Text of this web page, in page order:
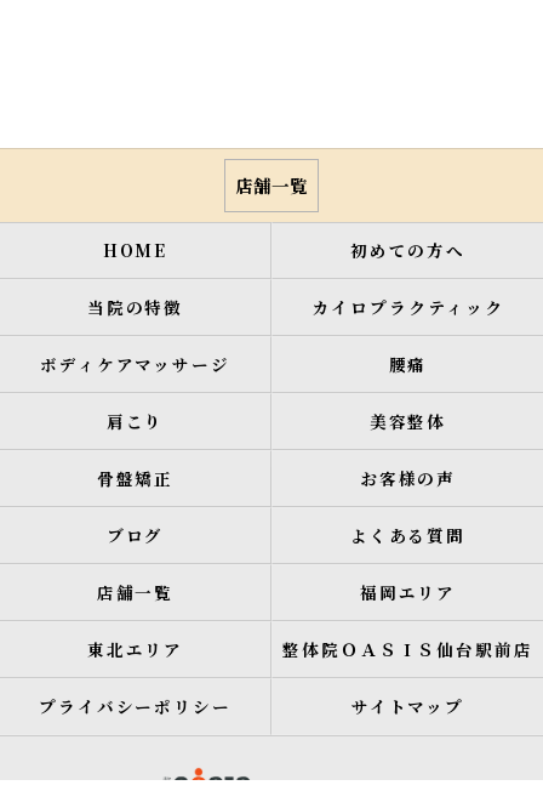
店舗一覧
HOME 初めての方へ
当院の特徴 カイロプラクティック
ボディケアマッサージ 腰痛
肩こり 美容整体
骨盤矯正 お客様の声
ブログ よくある質問
店舗一覧 福岡エリア
東北エリア 整体院ＯＡＳＩＳ仙台駅前店
プライバシーポリシー サイトマップ